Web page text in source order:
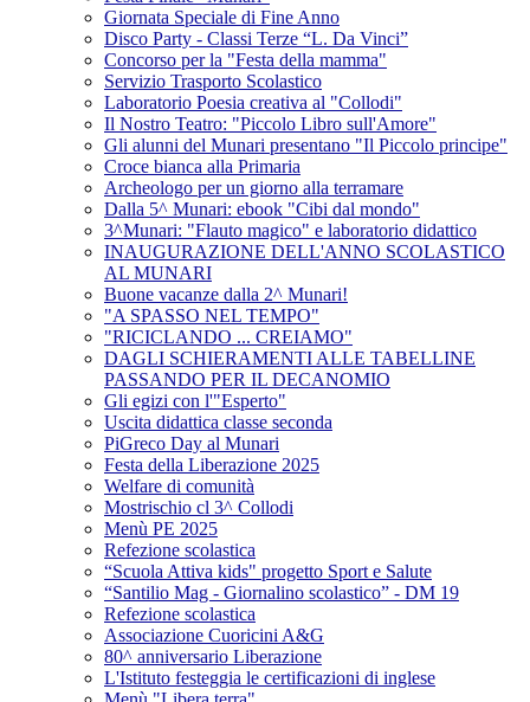
Giornata Speciale di Fine Anno
Disco Party - Classi Terze “L. Da Vinci”
Concorso per la "Festa della mamma"
Servizio Trasporto Scolastico
Laboratorio Poesia creativa al "Collodi"
Il Nostro Teatro: "Piccolo Libro sull'Amore"
Gli alunni del Munari presentano "Il Piccolo principe"
Croce bianca alla Primaria
Archeologo per un giorno alla terramare
Dalla 5^ Munari: ebook "Cibi dal mondo"
3^Munari: "Flauto magico" e laboratorio didattico
INAUGURAZIONE DELL'ANNO SCOLASTICO
AL MUNARI
Buone vacanze dalla 2^ Munari!
"A SPASSO NEL TEMPO"
"RICICLANDO ... CREIAMO"
DAGLI SCHIERAMENTI ALLE TABELLINE
PASSANDO PER IL DECANOMIO
Gli egizi con l'"Esperto"
Uscita didattica classe seconda
PiGreco Day al Munari
Festa della Liberazione 2025
Welfare di comunità
Mostrischio cl 3^ Collodi
Menù PE 2025
Refezione scolastica
“Scuola Attiva kids" progetto Sport e Salute
“Santilio Mag - Giornalino scolastico” - DM 19
Refezione scolastica
Associazione Cuoricini A&G
80^ anniversario Liberazione
L'Istituto festeggia le certificazioni di inglese